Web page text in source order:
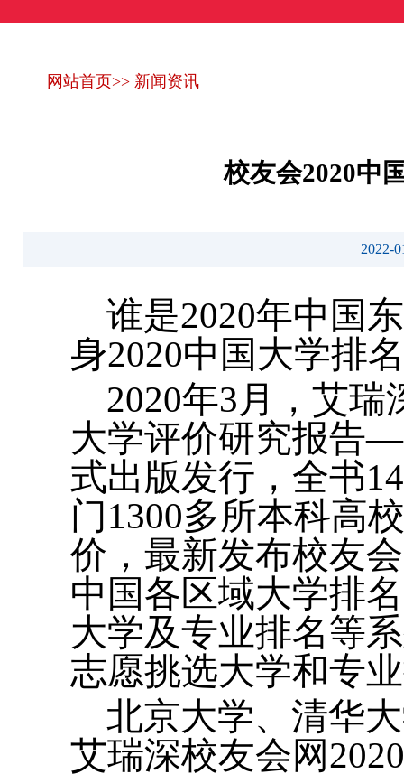
网站首页>> 新闻资讯
校友会2020中
2022-
谁是2020年中国
身2020中国大学排
2020年3月，艾瑞
大学评价研究报告
式出版发行，全书
门1300多所本科高
价，最新发布校友
中国各区域大学排
大学及专业排名等
志愿挑选大学和专
北京大学、清华
艾瑞深校友会网